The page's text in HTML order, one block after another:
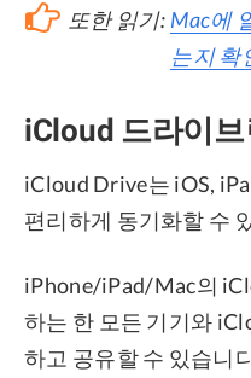
또한 읽기: Mac에
는지 확
iCloud 드라이브
iCloud Drive는 iOS,
편리하게 동기화할 수
iPhone/iPad/Mac의
하는 한 모든 기기와
하고 공유할 수 있습니